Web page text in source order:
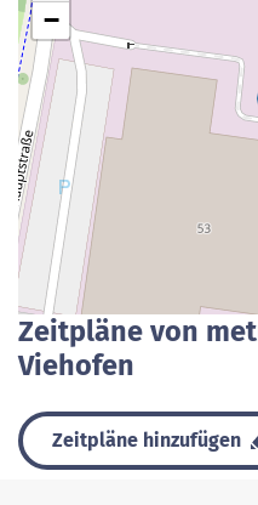
−
Zeitpläne von
Viehofen
Zeitpläne hinzufügen